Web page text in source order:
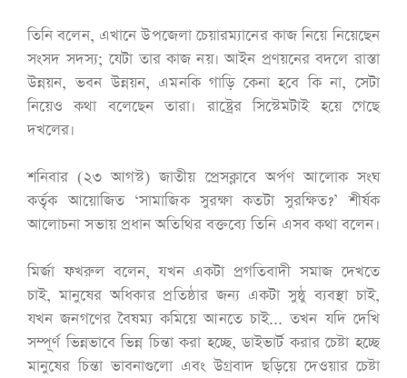
তিনি বলেন, এখানে উপজেলা চেয়ারম্যানের কাজ নিয়ে নিয়েছেন
সংসদ সদস্য; যেটা তার কাজ নয়। আইন প্রণয়নের বদলে রাস্তা
উন্নয়ন, ভবন উন্নয়ন, এমনকি গাড়ি কেনা হবে কি না, সেটা
নিয়েও কথা বলেছেন তারা। রাষ্ট্রের সিস্টেমটাই হয়ে গেছে
দখলের।
শনিবার (২৩ আগস্ট) জাতীয় প্রেসক্লাবে অর্পণ আলোক সংঘ
কর্তৃক আয়োজিত ‘সামাজিক সুরক্ষা কতটা সুরক্ষিত?’ শীর্ষক
আলোচনা সভায় প্রধান অতিথির বক্তব্যে তিনি এসব কথা বলেন।
মির্জা ফখরুল বলেন, যখন একটা প্রগতিবাদী সমাজ দেখতে
চাই, মানুষের অধিকার প্রতিষ্ঠার জন্য একটা সুষ্ঠু ব্যবস্থা চাই,
যখন জনগণের বৈষম্য কমিয়ে আনতে চাই... তখন যদি দেখি
সম্পূর্ণ ভিন্নভাবে ভিন্ন চিন্তা করা হচ্ছে, ডাইভার্ট করার চেষ্টা হচ্ছে
মানুষের চিন্তা ভাবনাগুলো এবং উগ্রবাদ ছড়িয়ে দেওয়ার চেষ্টা